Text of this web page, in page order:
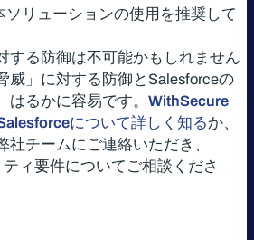
ソリューションの使用を推奨して
する防御は不可能かもしれません
威」に対する防御とSalesforceの
はるかに容易です。 WithSecure
について詳しく知るか、
社チームにご連絡いただき、
ィ要件についてご相談くださ